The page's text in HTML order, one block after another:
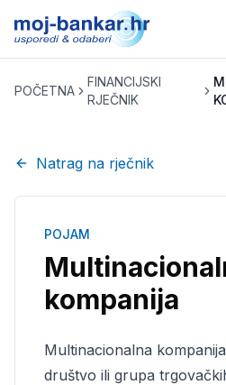
POČETNA
FINANCIJSKI
RJEČNIK
Natrag na rječnik
POJAM
kompanija
Multinacionalna
društvo ili grupa